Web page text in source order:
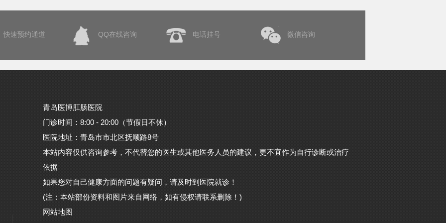
快速预约通道 QQ在线咨询 电话挂号 微信咨询
青岛医博肛肠医院
门诊时间：8:00 - 20:00（节假日不休）
医院地址：青岛市市北区抚顺路8号
本站内容仅供咨询参考，不代替您的医生或其他医务人员的建议，更不宜作为自行诊断或治疗
依据
如果您对自己健康方面的问题有疑问，请及时到医院就诊！
(注：本站部份资料和图片来自网络，如有侵权请联系删除！)
网站地图